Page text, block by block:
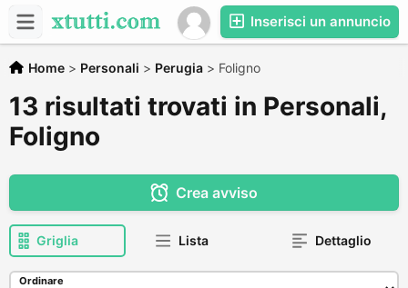
Inserisci un annuncio
Home > Personali > Perugia > Foligno
13 risultati trovati in Personali,
Foligno
Crea avviso
Griglia Lista Dettaglio
Ordinare